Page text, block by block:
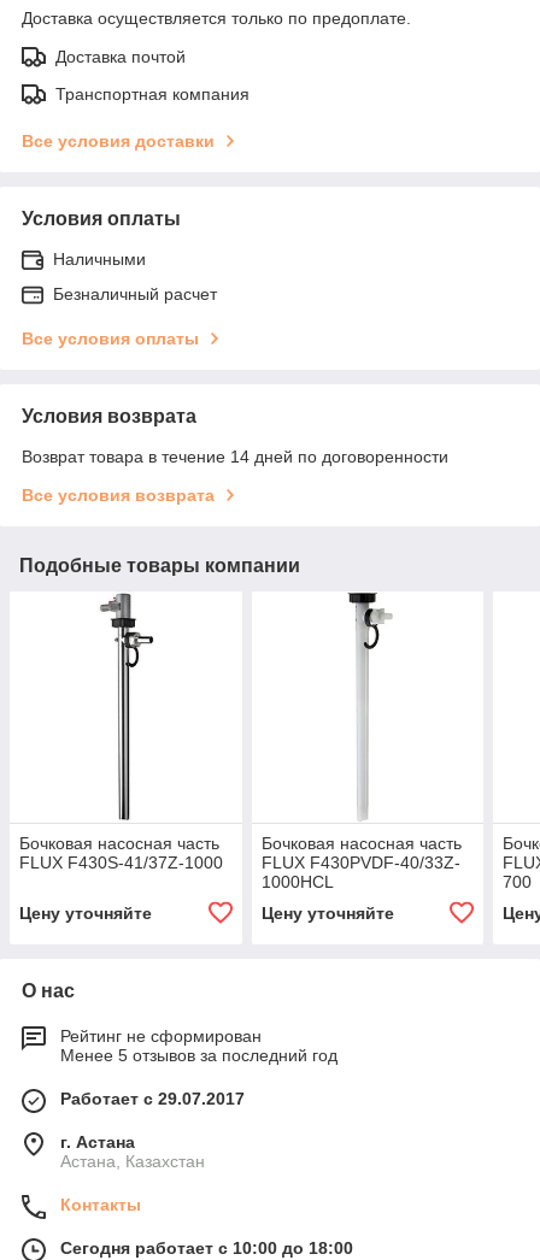
Доставка осуществляется только по предоплате.
Доставка почтой
Транспортная компания
Все условия доставки
Условия оплаты
Наличными
Безналичный расчет
Все условия оплаты
Условия возврата
Возврат товара в течение 14 дней по договоренности
Все условия возврата
Подобные товары компании
Бочковая насосная часть
FLUX F430S-41/37Z-1000
Цену уточняйте
Бочковая насосная часть
FLUX F430PVDF-40/33Z-
1000HCL
Цену уточняйте
700
О нас
Рейтинг не сформирован
Менее 5 отзывов за последний год
Работает с 29.07.2017
г. Астана
Астана, Казахстан
Контакты
Сегодня работает с 10:00 до 18:00